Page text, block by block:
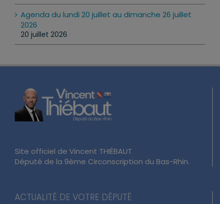
Agenda du lundi 20 juillet au dimanche 26 juillet
2026
20 juillet 2026
Site officiel de Vincent THIÉBAUT
Député de la 9ème Circonscription du Bas-Rhin.
ACTUALITÉ DE VOTRE DÉPUTÉ